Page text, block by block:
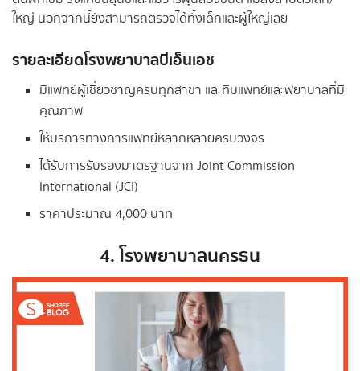
ใหญ่ นอกจากนี้ยังสามารถตรวจได้ทั้งเด็กและผู้ใหญ่เลย
รายละเอียดโรงพยาบาลบีเอ็นเอช
มีแพทย์ผู้เชี่ยวชาญครบทุกสาขา และทีมแพทย์และพยาบาลที่มี
คุณภาพ
ให้บริการทางการแพทย์หลากหลายครบวงจร
ได้รับการรับรองมาตรฐานจาก Joint Commission
International (JCI)
ราคาประมาณ 4,000 บาท
4. โรงพยาบาลนครธน